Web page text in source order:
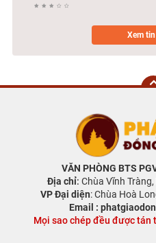
Xem
VĂN PHÒNG BTS
Địa chỉ: Chùa Vĩnh
VP Đại diện: Chùa Hoà
Email :
Mọi sao chép đều được tán